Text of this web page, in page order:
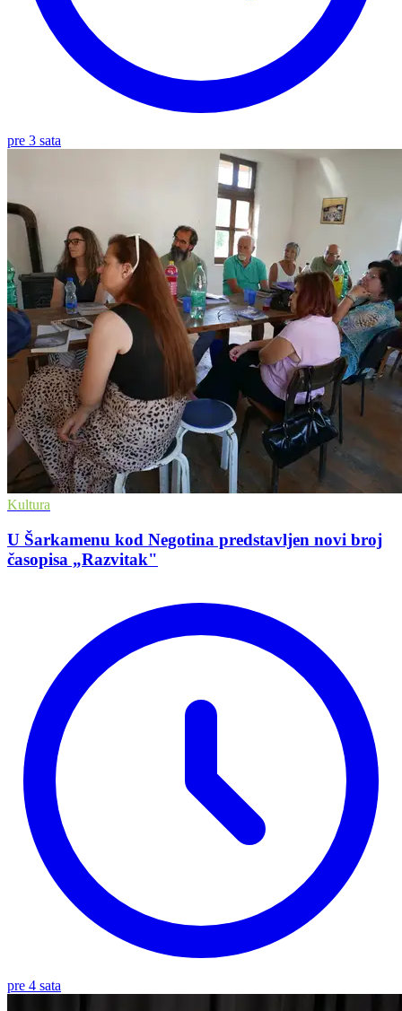
pre 3 sata
Kultura
U Šarkamenu kod Negotina predstavljen novi broj
časopisa „Razvitak"
pre 4 sata